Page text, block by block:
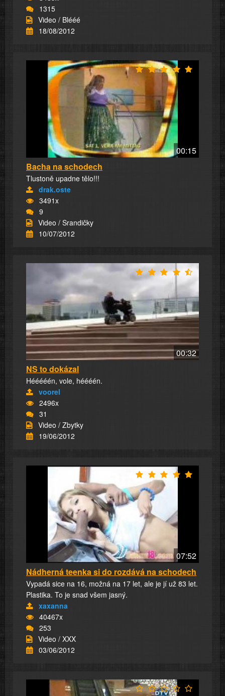
1315
Video / Blééé
18/08/2012
00:15
Bacha na schodech
Tlustoně upadne tělo!!!
drak.oste
3491x
9
Video / Srandičky
10/07/2012
00:32
NS to dokázal
Hééééén, vole, héééén.
voorel
2496x
31
Video / Zbytky
19/06/2012
07:52
Nádherná teenka si do rozdává na schodech
Vypadá sice na 16, možná na 17 let, ale je jí už 83 let.
Plastika. To je snad všem jasný.
xaxanna
40467x
253
Video / XXX
03/06/2012